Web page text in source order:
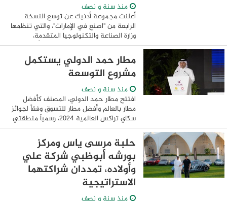
منذ سنة و نصف
أعلنت مجموعة أدنيك عن توسع النسخة
الرابعة من "اصنع في الإمارات"، والتي تنظمها
وزارة الصناعة والتكنولوجيا المتقدمة،
وبالتعاون مع وزارة الثقافة، ومكتب أبوظبي
للاستثمار، ومجموعة أدنوك، ومجموعة أدنيك،
...
مطار حمد الدولي يستكمل
مشروع التوسعة
منذ سنة و نصف
افتتح مطار حمد الدولي، المصنف كأفضل
مطار بالعالم وأفضل مطار للتسوق وفقاً لجوائز
سكاي تراكس العالمية 2024، رسمياً منطقتي
الكونكورس (D) و(E) ، مما يمثل علامة بارزة
في مسيرة توسعته وزيادة طاقته ...
حلبة مرسى ياس ومركز
بورشه أبوظبي شركة علي
وأولاده، تمددان شراكتهما
الاستراتيجية